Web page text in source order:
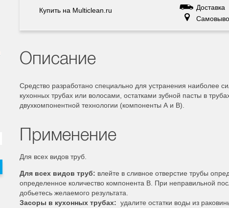
Купить на Multiclean.ru
Доставка
Описание
Средство разработано специально для устранения наиболее
кухонных трубах или волосами, остатками зубной пасты в
двухкомпонентной технологии (компоненты А и В).
Применение
Для всех видов труб.
Для всех видов труб: влейте в сливное отверстие трубы
определенное количество компонента В. При неправильной
добьетесь желаемого результата.
Засоры в кухонных трубах: удалите остатки воды из